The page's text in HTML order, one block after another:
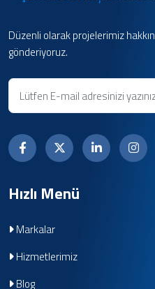
Düzenli olarak projelerimiz
gönderiyoruz.
Hızlı Menü
Markalar
Hizmetlerimiz
Blog